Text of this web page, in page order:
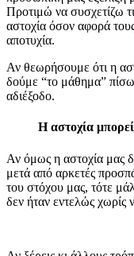
Προτιμώ να συσχετίζω
αστοχία όσον αφορά
αποτυχία.
Αν θεωρήσουμε ότι η
δούμε “το μάθημα”
αδιέξοδο.
Η αστοχία
Αν όμως η αστοχία μας
μετά από αρκετές
του στόχου μας, τότε
δεν ήταν εντελώς χωρίς